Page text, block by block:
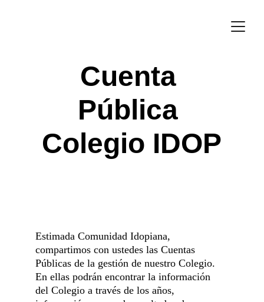
Cuenta
Pública
Colegio IDOP
Estimada Comunidad Idopiana,
compartimos con ustedes las Cuentas
Públicas de la gestión de nuestro Colegio.
En ellas podrán encontrar la información
del Colegio a través de los años,